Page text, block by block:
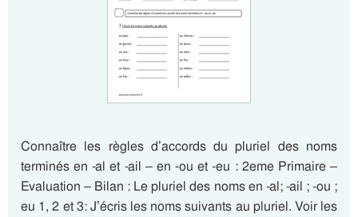
Connaître les règles d’accords du pluriel des noms
terminés en -al et -ail – en -ou et -eu : 2eme Primaire –
Evaluation – Bilan : Le pluriel des noms en -al; -ail ; -ou ;
eu 1, 2 et 3: J’écris les noms suivants au pluriel. Voir les